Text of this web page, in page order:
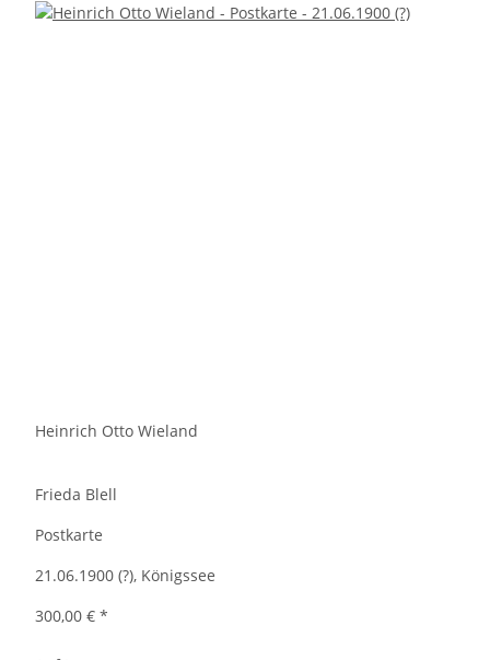
Heinrich Otto Wieland
Frieda Blell
Postkarte
21.06.1900 (?), Königssee
300,00 € *